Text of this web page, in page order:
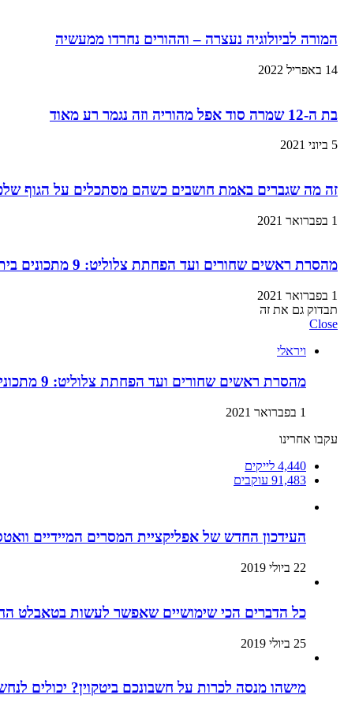
המורה לביולוגיה נעצרה – וההורים נחרדו ממעשיה
14 באפריל 2022
בת ה-12 שמרה סוד אפל מהוריה וזה נגמר רע מאוד
5 ביוני 2021
זה מה שגברים באמת חושבים כשהם מסתכלים על הגוף
1 בפברואר 2021
מהסרת ראשים שחורים ועד הפחתת צלוליט: 9 מתכונים ביתיים למוצרי קוסמטיקה שתוכלו בזול ובמהירות!
1 בפברואר 2021
תבדוק גם את זה
Close
ויראלי
מהסרת ראשים שחורים ועד הפחתת צלוליט: 9 מתכונים ביתיים למוצרי קוסמטיקה שתוכלו בזול ובמהירות!
1 בפברואר 2021
עקבו אחרינו
4,440 לייקים
91,483 עוקבים
העידכון החדש של אפליקציית המסרים המיידיים
22 ביולי 2019
כל הדברים הכי שימושיים שאפשר לעשות בטאבלט
25 ביולי 2019
מישהו מנסה לכרות על חשבונכם ביטקוין? יכולים